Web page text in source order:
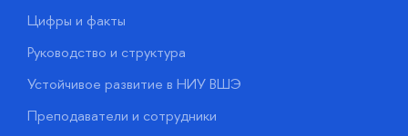
Цифры и факты
Руководство и структура
Устойчивое развитие в НИУ ВШЭ
Преподаватели и сотрудники